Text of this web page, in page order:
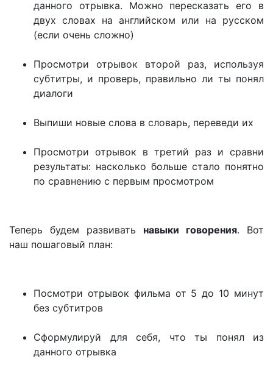
данного отрывка. Можно пересказать его в
двух словах на английском или на русском
(если очень сложно)
Просмотри отрывок второй раз, используя
субтитры, и проверь, правильно ли ты понял
диалоги
Выпиши новые слова в словарь, переведи их
Просмотри отрывок в третий раз и сравни
результаты: насколько больше стало понятно
по сравнению с первым просмотром
Теперь будем развивать навыки говорения. Вот
наш пошаговый план:
Посмотри отрывок фильма от 5 до 10 минут
без субтитров
Сформулируй для себя, что ты понял из
данного отрывка